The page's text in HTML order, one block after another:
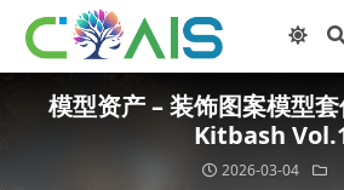
模型资产 – 装饰图案模型
Kitbash
2026-03-04